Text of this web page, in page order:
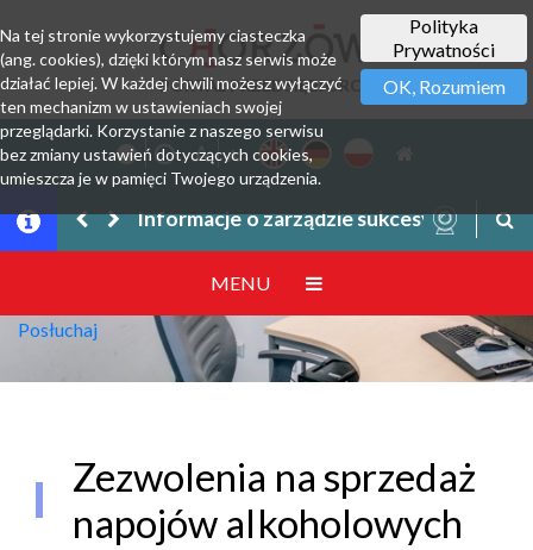
PORTAL PRZEDSIĘBIORCY
Informacje o zarządzie sukcesyjnym
MENU
Posłuchaj
Zezwolenia na sprzedaż
napojów alkoholowych
Polityka
Prywatności
OK, Rozumiem
Na tej stronie wykorzystujemy ciasteczka
(ang. cookies), dzięki którym nasz serwis może
działać lepiej. W każdej chwili możesz wyłączyć
ten mechanizm w ustawieniach swojej
przeglądarki. Korzystanie z naszego serwisu
bez zmiany ustawień dotyczących cookies,
umieszcza je w pamięci Twojego urządzenia.